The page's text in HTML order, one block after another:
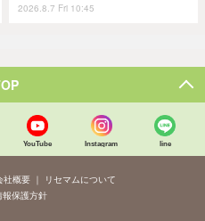
2026.8.7 Fri 10:45
YouTube Instagram line
社概要
リセマムについて
報保護方針